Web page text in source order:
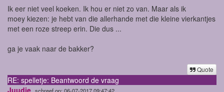
Ik eer niet veel koeken. Ik hou er niet zo van. Maar als ik
moey kiezen: je hebt van die allerhande met die kleine vierkantjes
met een roze streep erin. Die dus ...
ga je vaak naar de bakker?
Quote
RE: spelletje: Beantwoord de vraag
Juudje schreef op: 06-07-2017 09:47:42